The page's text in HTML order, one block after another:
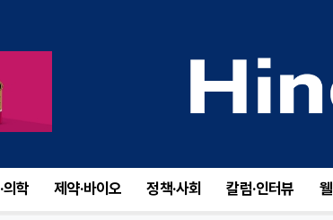
의학 제약·바이오 정책·사회 칼럼·인터뷰